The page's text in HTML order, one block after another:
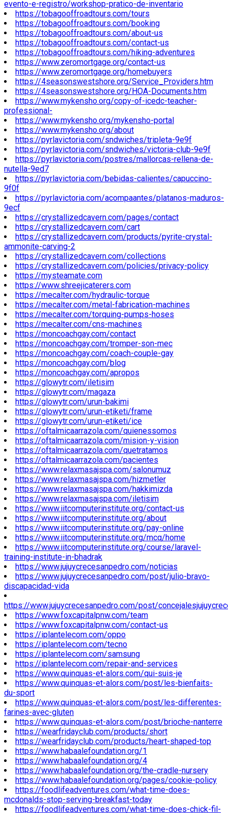
evento-e-registro/workshop-pratico-de-inventario
https://tobagooffroadtours.com/tours
https://tobagooffroadtours.com/booking
https://tobagooffroadtours.com/about-us
https://tobagooffroadtours.com/contact-us
https://tobagooffroadtours.com/hiking-adventures
https://www.zeromortgage.org/contact-us
https://www.zeromortgage.org/homebuyers
https://4seasonswestshore.org/Service_Providers.htm
https://4seasonswestshore.org/HOA-Documents.htm
https://www.mykensho.org/copy-of-icedc-teacher-
professional-
https://www.mykensho.org/mykensho-portal
https://www.mykensho.org/about
https://pyrlavictoria.com/sndwiches/tripleta-9e9f
https://pyrlavictoria.com/sndwiches/victoria-club-9e9f
https://pyrlavictoria.com/postres/mallorcas-rellena-de-
nutella-9ed7
https://pyrlavictoria.com/bebidas-calientes/capuccino-
9f0f
https://pyrlavictoria.com/acompaantes/platanos-maduros-
9ecf
https://crystallizedcavern.com/pages/contact
https://crystallizedcavern.com/cart
https://crystallizedcavern.com/products/pyrite-crystal-
ammonite-carving-2
https://crystallizedcavern.com/collections
https://crystallizedcavern.com/policies/privacy-policy
https://mysteamate.com
https://www.shreejicaterers.com
https://mecalter.com/hydraulic-torque
https://mecalter.com/metal-fabrication-machines
https://mecalter.com/torquing-pumps-hoses
https://mecalter.com/cns-machines
https://moncoachgay.com/contact
https://moncoachgay.com/tromper-son-mec
https://moncoachgay.com/coach-couple-gay
https://moncoachgay.com/blog
https://moncoachgay.com/apropos
https://glowytr.com/iletisim
https://glowytr.com/magaza
https://glowytr.com/urun-bakimi
https://glowytr.com/urun-etiketi/frame
https://glowytr.com/urun-etiketi/ice
https://oftalmicaarrazola.com/quienessomos
https://oftalmicaarrazola.com/mision-y-vision
https://oftalmicaarrazola.com/quetratamos
https://oftalmicaarrazola.com/pacientes
https://www.relaxmasajspa.com/salonumuz
https://www.relaxmasajspa.com/hizmetler
https://www.relaxmasajspa.com/hakkimizda
https://www.relaxmasajspa.com/iletisim
https://www.iitcomputerinstitute.org/contact-us
https://www.iitcomputerinstitute.org/about
https://www.iitcomputerinstitute.org/pay-online
https://www.iitcomputerinstitute.org/mcq/home
https://www.iitcomputerinstitute.org/course/laravel-
training-institute-in-bhadrak
https://www.jujuycrecesanpedro.com/noticias
https://www.jujuycrecesanpedro.com/post/julio-bravo-
discapacidad-vida
https://www.jujuycrecesanpedro.com/post/
https://www.foxcapitalpnw.com/team
https://www.foxcapitalpnw.com/contact-us
https://iplantelecom.com/oppo
https://iplantelecom.com/tecno
https://iplantelecom.com/samsung
https://iplantelecom.com/repair-and-services
https://www.quinquas-et-alors.com/qui-suis-je
https://www.quinquas-et-alors.com/post/les-bienfaits-
du-sport
https://www.quinquas-et-alors.com/post/les-differentes-
farines-avec-gluten
https://www.quinquas-et-alors.com/post/brioche-nanterre
https://wearfridayclub.com/products/short
https://wearfridayclub.com/products/heart-shaped-top
https://www.habaalefoundation.org/1
https://www.habaalefoundation.org/4
https://www.habaalefoundation.org/the-cradle-nursery
https://www.habaalefoundation.org/pages/cookie-policy
https://foodlifeadventures.com/what-time-does-
mcdonalds-stop-serving-breakfast-today
https://foodlifeadventures.com/what-time-does-chick-fil-